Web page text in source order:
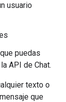
usuario
puedas
API de Chat.
texto o
que